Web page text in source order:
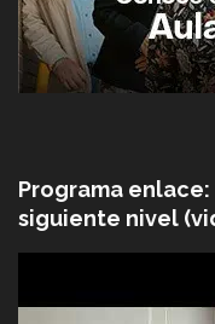
Programa
siguiente nivel